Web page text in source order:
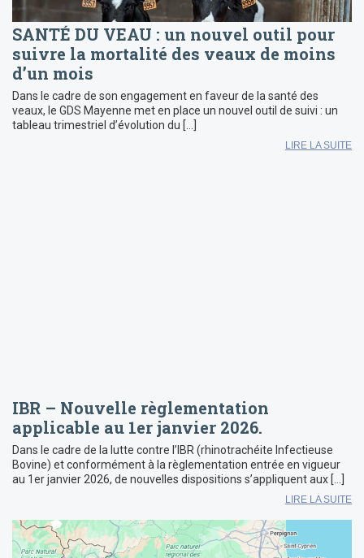
SANTÉ DU VEAU : un nouvel outil pour
suivre la mortalité des veaux de moins
d’un mois
Dans le cadre de son engagement en faveur de la santé des
veaux, le GDS Mayenne met en place un nouvel outil de suivi : un
tableau trimestriel d’évolution du […]
LIRE LA SUITE
IBR – Nouvelle règlementation
applicable au 1er janvier 2026.
Dans le cadre de la lutte contre l’IBR (rhinotrachéite Infectieuse
Bovine) et conformément à la règlementation entrée en vigueur
au 1er janvier 2026, de nouvelles dispositions s’appliquent aux […]
LIRE LA SUITE